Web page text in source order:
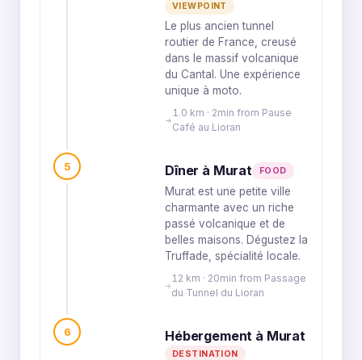
VIEWPOINT
Le plus ancien tunnel
routier de France, creusé
dans le massif volcanique
du Cantal. Une expérience
unique à moto.
1.0 km · 2min from Pause
Café au Lioran
5 Dîner à Murat FOOD
Murat est une petite ville
charmante avec un riche
passé volcanique et de
belles maisons. Dégustez la
Truffade, spécialité locale.
12 km · 20min from Passage
du Tunnel du Lioran
6 Hébergement à Murat
DESTINATION